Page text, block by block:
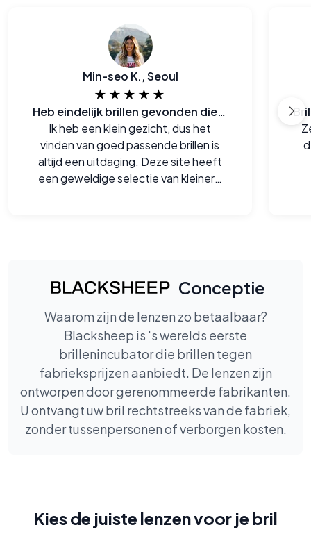
Min-seo K., Seoul
★★★★★
Heb eindelijk brillen gevonden die zowel bij me passen als ook goed zijn voor de portemonee
Ik heb een klein gezicht, dus het
vinden van goed passende brillen is
altijd een uitdaging. Deze site heeft
een geweldige selectie van kleinere
Conceptie
Waarom zijn de lenzen zo betaalbaar?
Blacksheep is 's werelds eerste
brillenincubator die brillen tegen
fabrieksprijzen aanbiedt. De lenzen zijn
ontworpen door gerenommeerde fabrikanten.
U ontvangt uw bril rechtstreeks van de fabriek,
zonder tussenpersonen of verborgen kosten.
Kies de juiste lenzen voor je bril